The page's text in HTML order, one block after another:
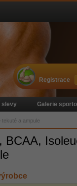
BCAA,
slevy Galerie
tekuté a ampule
Registrace